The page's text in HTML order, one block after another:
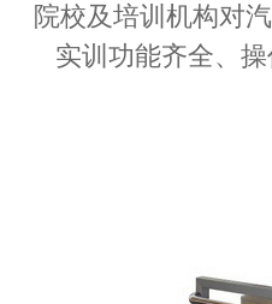
院校及培训机构对
实训功能齐全、